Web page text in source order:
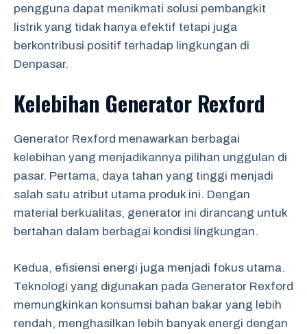
pengguna dapat menikmati solusi pembangkit
listrik yang tidak hanya efektif tetapi juga
berkontribusi positif terhadap lingkungan di
Denpasar.
Kelebihan Generator Rexford
Generator Rexford menawarkan berbagai
kelebihan yang menjadikannya pilihan unggulan di
pasar. Pertama, daya tahan yang tinggi menjadi
salah satu atribut utama produk ini. Dengan
material berkualitas, generator ini dirancang untuk
bertahan dalam berbagai kondisi lingkungan.
Kedua, efisiensi energi juga menjadi fokus utama.
Teknologi yang digunakan pada Generator Rexford
memungkinkan konsumsi bahan bakar yang lebih
rendah, menghasilkan lebih banyak energi dengan